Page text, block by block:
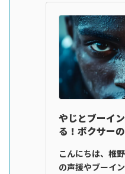
やじとブーイ
る！ボクサー
こんにちは、椎
の声援やブーイ